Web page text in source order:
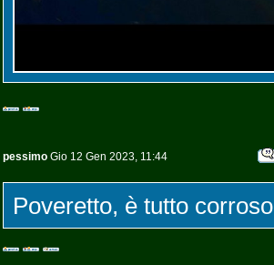
pessimo Gio 12 Gen 2023, 11:44
Poveretto, è tutto corroso